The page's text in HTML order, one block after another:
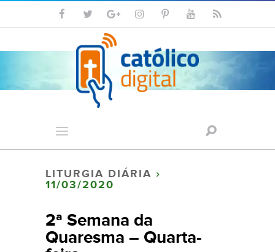
LITURGIA DIÁRIA ›
11/03/2020
2ª Semana da
Quaresma – Quarta-